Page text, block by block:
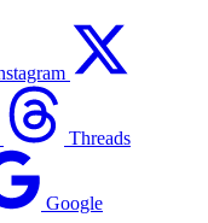
Threads
Google